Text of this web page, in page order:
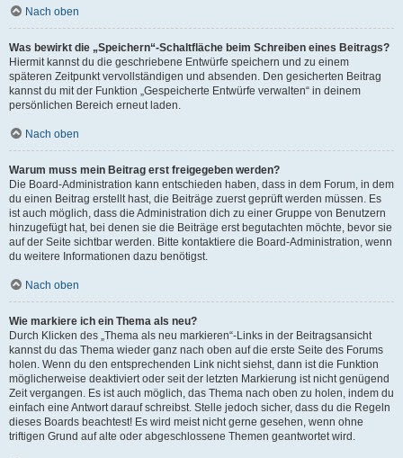
Nach oben
Was bewirkt die „Speichern“-Schaltfläche beim Schreiben eines Beitrags?
Hiermit kannst du die geschriebene Entwürfe speichern und zu einem
späteren Zeitpunkt vervollständigen und absenden. Den gesicherten Beitrag
kannst du mit der Funktion „Gespeicherte Entwürfe verwalten“ in deinem
persönlichen Bereich erneut laden.
Nach oben
Warum muss mein Beitrag erst freigegeben werden?
Die Board-Administration kann entschieden haben, dass in dem Forum, in dem
du einen Beitrag erstellt hast, die Beiträge zuerst geprüft werden müssen. Es
ist auch möglich, dass die Administration dich zu einer Gruppe von Benutzern
hinzugefügt hat, bei denen sie die Beiträge erst begutachten möchte, bevor sie
auf der Seite sichtbar werden. Bitte kontaktiere die Board-Administration, wenn
du weitere Informationen dazu benötigst.
Nach oben
Wie markiere ich ein Thema als neu?
Durch Klicken des „Thema als neu markieren“-Links in der Beitragsansicht
kannst du das Thema wieder ganz nach oben auf die erste Seite des Forums
holen. Wenn du den entsprechenden Link nicht siehst, dann ist die Funktion
möglicherweise deaktiviert oder seit der letzten Markierung ist nicht genügend
Zeit vergangen. Es ist auch möglich, das Thema nach oben zu holen, indem du
einfach eine Antwort darauf schreibst. Stelle jedoch sicher, dass du die Regeln
dieses Boards beachtest! Es wird meist nicht gerne gesehen, wenn ohne
triftigen Grund auf alte oder abgeschlossene Themen geantwortet wird.